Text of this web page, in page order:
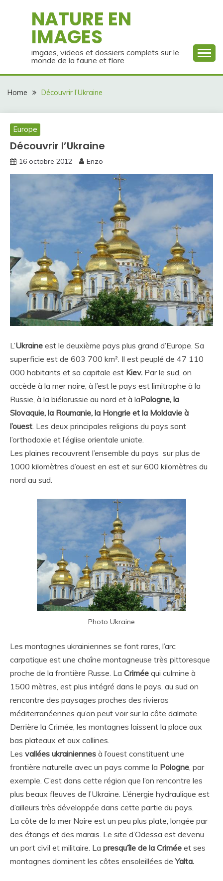
NATURE EN
IMAGES
imgaes, videos et dossiers complets sur le
monde de la faune et flore
Home Découvrir l’Ukraine
Europe
Découvrir l’Ukraine
16 octobre 2012 Enzo
L’Ukraine est le deuxième pays plus grand d’Europe. Sa
superficie est de 603 700 km². Il est peuplé de 47 110
000 habitants et sa capitale est Kiev. Par le sud, on
accède à la mer noire, à l’est le pays est limitrophe à la
Russie, à la biélorussie au nord et à laPologne, la
Slovaquie, la Roumanie, la Hongrie et la Moldavie à
l’ouest. Les deux principales religions du pays sont
l’orthodoxie et l’église orientale uniate.
Les plaines recouvrent l’ensemble du pays sur plus de
1000 kilomètres d’ouest en est et sur 600 kilomètres du
nord au sud.
Photo Ukraine
Les montagnes ukrainiennes se font rares, l’arc
carpatique est une chaîne montagneuse très pittoresque
proche de la frontière Russe. La Crimée qui culmine à
1500 mètres, est plus intégré dans le pays, au sud on
rencontre des paysages proches des rivieras
méditerranéennes qu’on peut voir sur la côte dalmate.
Derrière la Crimée, les montagnes laissent la place aux
bas plateaux et aux collines.
Les vallées ukrainiennes à l’ouest constituent une
frontière naturelle avec un pays comme la Pologne, par
exemple. C’est dans cette région que l’on rencontre les
plus beaux fleuves de l’Ukraine. L’énergie hydraulique est
d’ailleurs très développée dans cette partie du pays.
La côte de la mer Noire est un peu plus plate, longée par
des étangs et des marais. Le site d’Odessa est devenu
un port civil et militaire. La presqu’île de la Crimée et ses
montagnes dominent les côtes ensoleillées de Yalta.